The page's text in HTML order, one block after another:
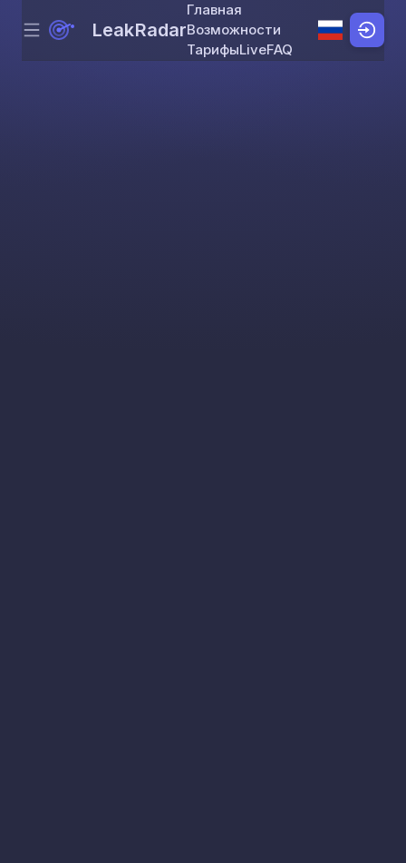
Skip to content
Menu LeakRadar
Главная
Возможности
ТарифыLiveFAQ